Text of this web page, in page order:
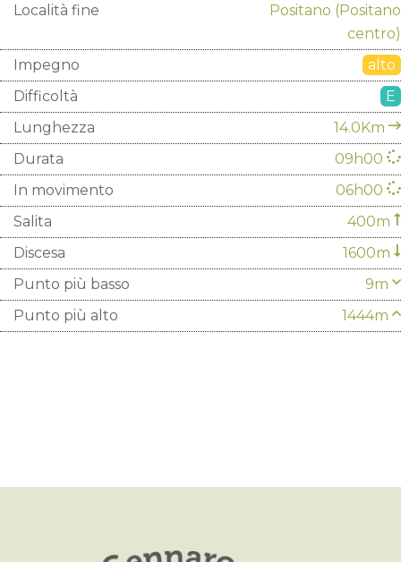
Località fine
Positano (Positano
centro)
Impegno
alto
Difficoltà
E
Lunghezza
14.0Km
Durata
09h00
In movimento
06h00
Salita
400m
Discesa
1600m
Punto più basso
9m
Punto più alto
1444m